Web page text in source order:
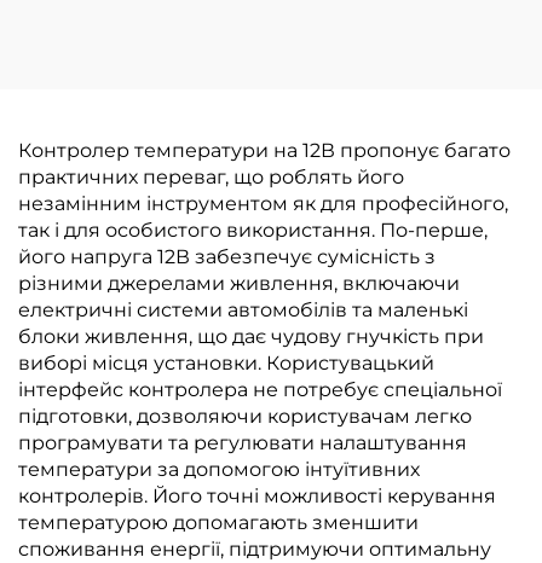
комерційних
застосунків
Контролер температури на 12В пропонує багато
практичних переваг, що роблять його
незамінним інструментом як для професійного,
так і для особистого використання. По-перше,
його напруга 12В забезпечує сумісність з
різними джерелами живлення, включаючи
електричні системи автомобілів та маленькі
блоки живлення, що дає чудову гнучкість при
виборі місця установки. Користувацький
інтерфейс контролера не потребує спеціальної
підготовки, дозволяючи користувачам легко
програмувати та регулювати налаштування
температури за допомогою інтуїтивних
контролерів. Його точні можливості керування
температурою допомагають зменшити
споживання енергії, підтримуючи оптимальну